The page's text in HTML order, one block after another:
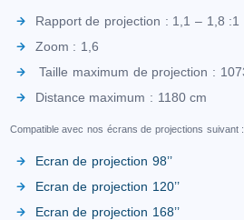
Rapport de projection : 1,1 – 1,8 :1
Zoom : 1,6
Taille maximum de projection :
Distance maximum : 1180 cm
Compatible avec nos écrans de projections suivant :
Ecran de projection 98’’
Ecran de projection 120’’
Ecran de projection 168’’